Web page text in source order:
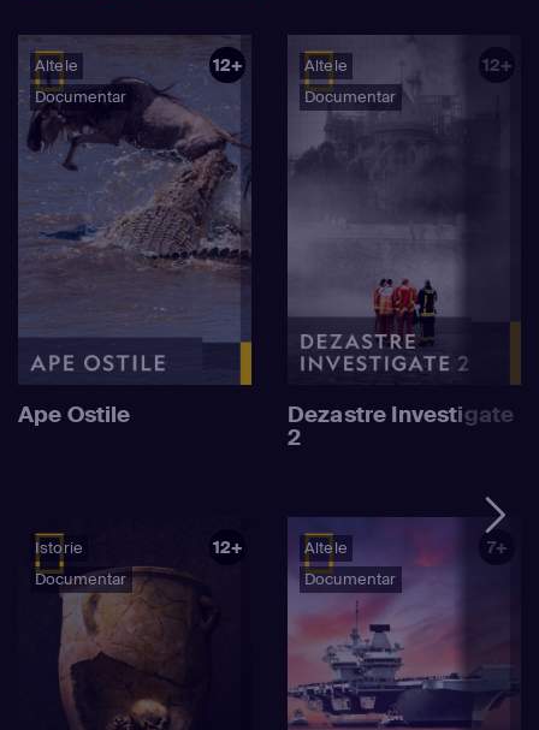
Altele
Documentar
12+
Ape Ostile
Altele
Documentar
12+
Dezastre Investigate
2
Istorie
Documentar
12+
Altele
Documentar
7+